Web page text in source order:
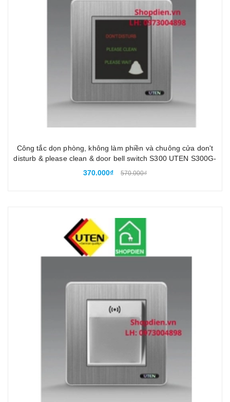
Công tắc dọn phòng, không làm phiền và chuông cửa don't
disturb & please clean & door bell switch S300 UTEN S300G-
3G/ML
370.000₫ 570.000₫